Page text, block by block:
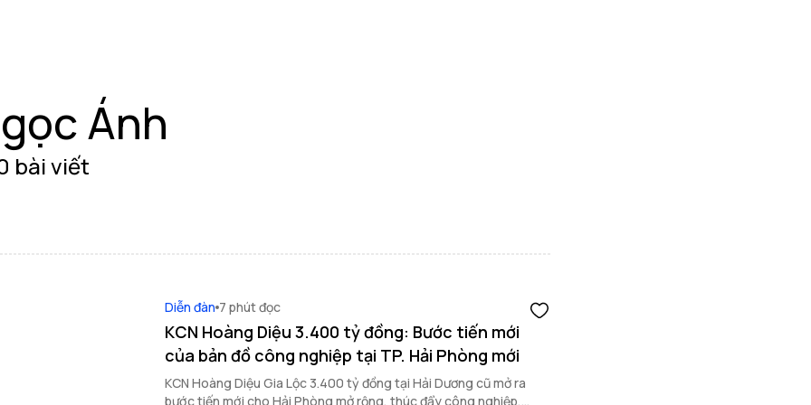
Ánh
bài viết
Diễn đàn 7 phút đọc
KCN Hoàng Diệu 3.400 tỷ đồng: Bước tiến mới
của bản đồ công nghiệp tại TP. Hải Phòng mới
KCN Hoàng Diệu Gia Lộc 3.400 tỷ đồng tại Hải Dương cũ mở ra
bước tiến mới cho Hải Phòng mở rộng, thúc đẩy công nghiệp,